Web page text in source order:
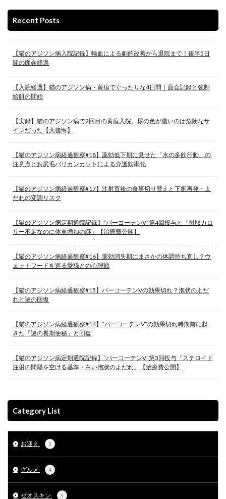
Recent Posts
【猫のアジソン病入院記録】輸血による劇的改善から退院まで！後半5日
間の面会経過
【入院経過】猫のアジソン病・黄疸でぐったりな4日間｜面会記録と強制
給餌の開始
【実録】猫のアジソン病で2回目の黄疸入院。尿の色が濃いのは危険なサ
インだった【大後悔】
【猫のアジソン病経過観察#18】薬効低下期に見せた「水の多飲行動」の
注意点とお尻毛バリカンカットによる介護効率化
【猫のアジソン病経過観察#17】注射直後の食事切り替えと下痢再発・よ
だれの変調リスク
【猫のアジソン病定期通院記録】”パーコーテンV”第4回投与と「摂取カロ
リー不足なのに体重増加の謎」【治療費公開】
【猫のアジソン病経過観察#16】薬効消失期にまさかの体調持ち直し？ウ
ェットフードを巡る愛猫との心理戦
【猫のアジソン病経過観察#15】パーコーテンVの効果切れ？泡状のよだ
れと謎の回復
【猫のアジソン病経過観察#14】”パーコーテンV”の効果切れ時期前に起
きた「謎の長期便秘」と回復
【猫のアジソン病定期通院記録】”パーコーテンV”第3回投与「ステロイド
注射の間隔を空ける基準・白い泡状のよだれ」【治療費公開】
Category List
お迎え 3
グルメ 4
ゼオスキン 5